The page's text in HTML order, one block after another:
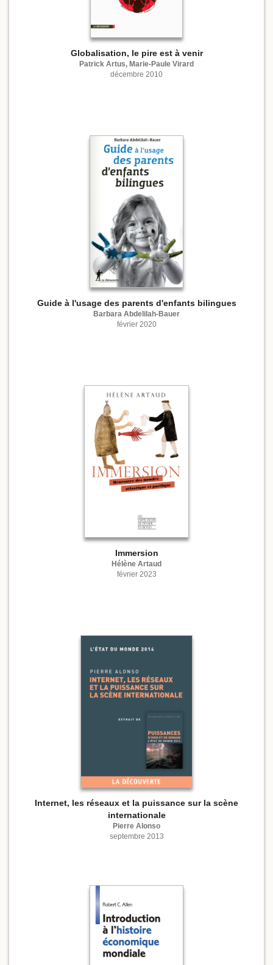
Globalisation, le pire est à venir
Patrick Artus, Marie-Paule Virard
décembre 2010
Guide à l'usage des parents d'enfants bilingues
Barbara Abdelilah-Bauer
février 2020
Immersion
Hélène Artaud
février 2023
Internet, les réseaux et la puissance sur la scène
internationale
Pierre Alonso
septembre 2013